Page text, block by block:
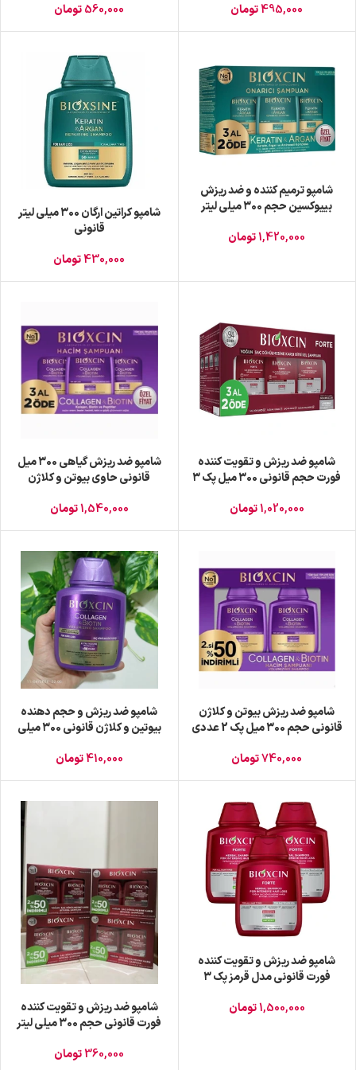
495,000تومان
560,000تومان
شامپو ترمیم کننده و ضد ریزش
بییوکسین حجم ۳۰۰ میلی لیتر
1,420,000تومان
شامپو کراتین ارگان ۳۰۰ میلی لیتر
قانونی
430,000تومان
شامپو ضد ریزش و تقویت کننده
فورت حجم قانونی ۳۰۰ میل پک ۳
1,020,000تومان
شامپو ضد ریزش گیاهی ۳۰۰ میل
قانونی حاوی بیوتن و کلاژن
1,540,000تومان
شامپو ضد ریزش بیوتن و کلاژن
قانونی حجم ۳۰۰ میل پک 2 عددی
740,000تومان
شامپو ضد ریزش و حجم دهنده
بیوتین و کلاژن قانونی ۳۰۰ میلی
410,000تومان
شامپو ضد ریزش و تقویت کننده
فورت قانونی مدل قرمز پک ۳
1,500,000تومان
شامپو ضد ریزش و تقویت کننده
فورت قانونی حجم ۳۰۰ میلی لیتر
360,000تومان